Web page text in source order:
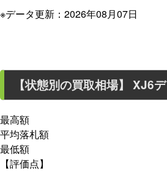
※データ更新：2026年08月07日
【状態別の買取相場】 XJ6
最高額
平均落札額
最低額
【評価点】